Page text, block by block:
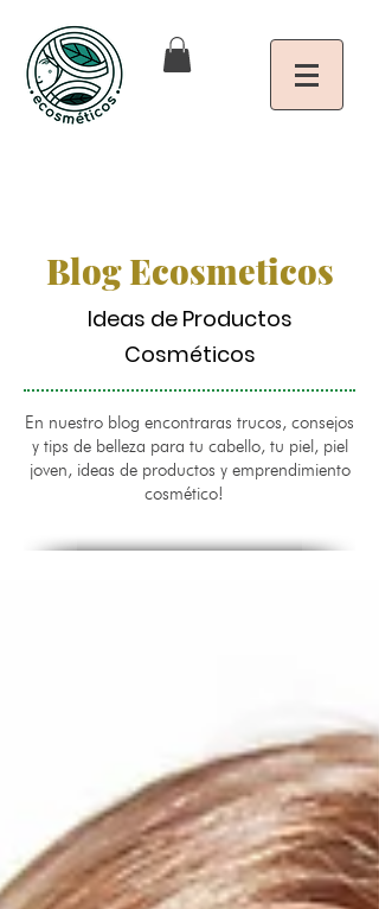
Blog Ecosmeticos
Ideas de Productos
Cosméticos
En nuestro blog encontraras trucos, consejos
y tips de belleza para tu cabello, tu piel, piel
joven, ideas de productos y emprendimiento
cosmético!